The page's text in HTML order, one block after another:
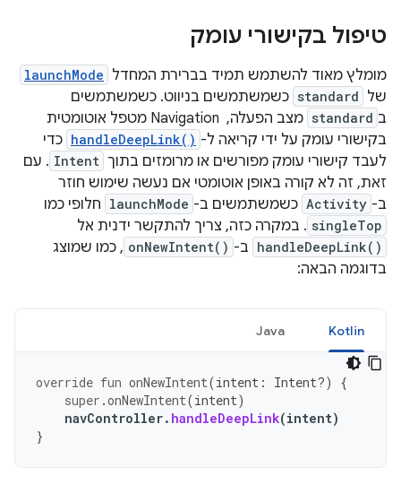
טיפול בקישורי עומק
מומלץ מאוד להשתמש תמיד בברירת המחדל launchMode
של standard כשמשתמשים בניווט. כשמשתמשים
ב standard
מצב הפעלה, ‏ Navigation מטפל אוטומטית
בקישורי עומק על ידי קריאה ל- handleDeepLink() כדי
לעבד קישורי עומק מפורשים או מרומזים בתוך Intent . עם
זאת, זה לא קורה באופן אוטומטי אם נעשה שימוש חוזר
ב- Activity כשמשתמשים ב- launchMode חלופי כמו
singleTop . במקרה כזה, צריך להתקשר ידנית אל
handleDeepLink() ב- onNewIntent() , כמו שמוצג
בדוגמה הבאה:
Kotlin
Java
override fun onNewIntent(intent : Intent?)
{
super .onNewIntent(intent)
navController. handleDeepLink(intent)
}